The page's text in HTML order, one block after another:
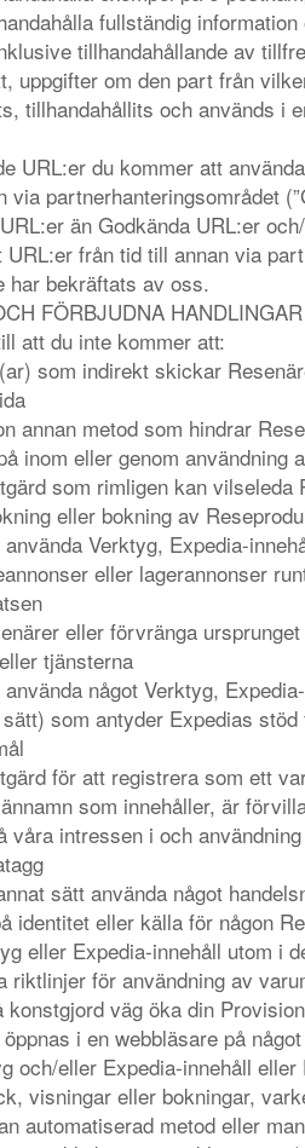
fullständig
tillhandahållande av
uppgifter om den part från
tillhandahållits och används i
du kommer att
via partnerhanteringsområdet
än Godkända URL:er
från tid till annan via
har bekräftats av oss.
FÖRBJUDNA HANDLINGAR
att du inte kommer att:
som indirekt skickar
annan metod som hindrar
inom eller genom användning
som rimligen kan vilseleda
eller bokning av
Verktyg, Expedia-
eller lagerannonser
eller förvränga
tjänsterna
något Verktyg,
som antyder Expedias
för att registrera som ett
som innehåller, är
våra intressen i och
sätt använda något
identitet eller källa för någon
eller Expedia-innehåll utom i
riktlinjer för användning av
väg öka din
i en webbläsare på
och/eller Expedia-innehåll
visningar eller bokningar,
automatiserad metod eller